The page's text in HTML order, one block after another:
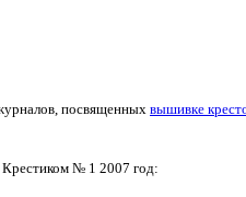
посвященных вышивке
№ 1 2007 год: